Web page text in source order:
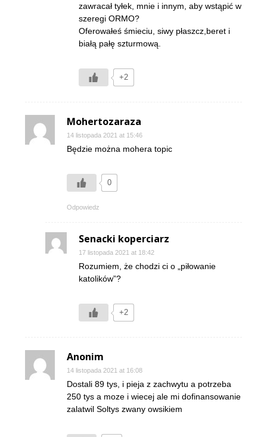
zawracał tyłek, mnie i innym, aby wstąpić w
szeregi ORMO?
Oferowałeś śmieciu, siwy płaszcz,beret i
białą pałę szturmową.
+2
Mohertozaraza
14 listopada 2021 at 15:46
Będzie można mohera topic
0
Odpowiedz
Senacki koperciarz
17 listopada 2021 at 18:42
Rozumiem, że chodzi ci o „piłowanie
katolików”?
+2
Anonim
14 listopada 2021 at 16:08
Dostali 89 tys, i pieja z zachwytu a potrzeba
250 tys a moze i wiecej ale mi dofinansowanie
zalatwil Soltys zwany owsikiem